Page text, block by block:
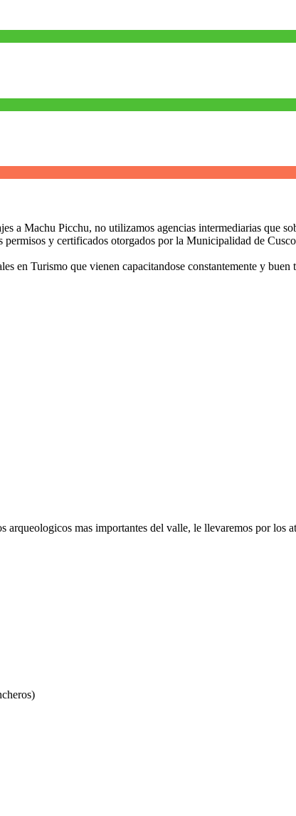
a Machu Picchu, no utilizamos agencias intermediarias que
permisos y certificados otorgados por la Municipalidad de
en Turismo que vienen capacitandose constantemente y
arqueologicos mas importantes del valle, le llevaremos por